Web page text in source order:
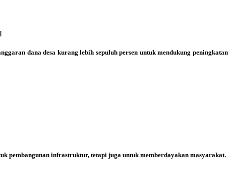
dana desa kurang lebih sepuluh persen untuk mendukung peningkatan
pembangunan infrastruktur, tetapi juga untuk memberdayakan masyarakat.